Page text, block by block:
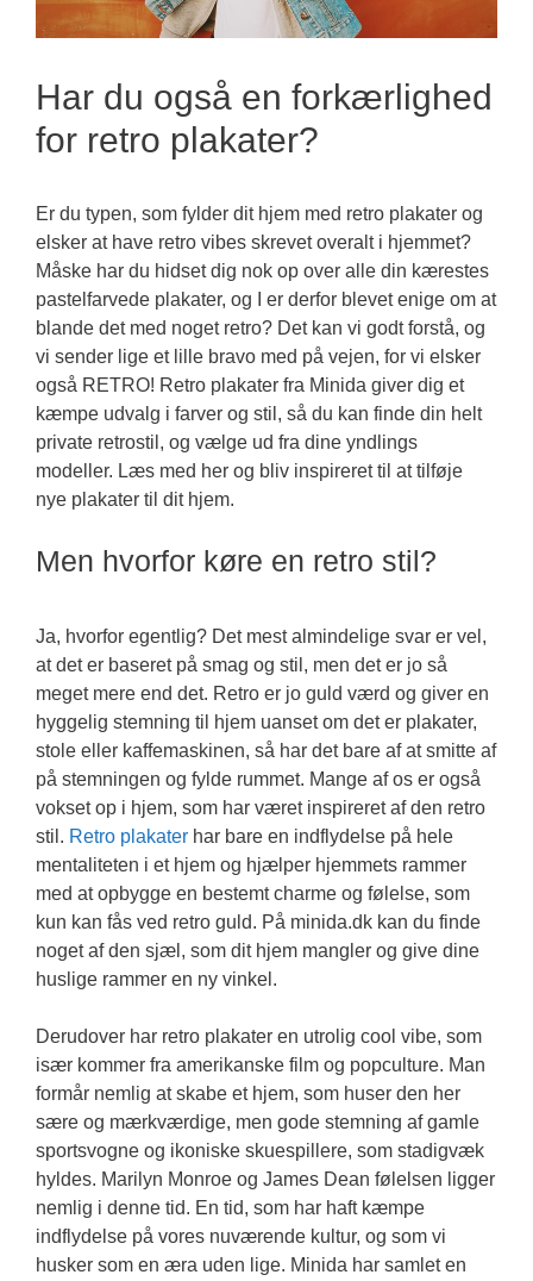
Har du også en forkærlighed
for retro plakater?
Er du typen, som fylder dit hjem med retro plakater og
elsker at have retro vibes skrevet overalt i hjemmet?
Måske har du hidset dig nok op over alle din kærestes
pastelfarvede plakater, og I er derfor blevet enige om at
blande det med noget retro? Det kan vi godt forstå, og
vi sender lige et lille bravo med på vejen, for vi elsker
også RETRO! Retro plakater fra Minida giver dig et
kæmpe udvalg i farver og stil, så du kan finde din helt
private retrostil, og vælge ud fra dine yndlings
modeller. Læs med her og bliv inspireret til at tilføje
nye plakater til dit hjem.
Men hvorfor køre en retro stil?
Ja, hvorfor egentlig? Det mest almindelige svar er vel,
at det er baseret på smag og stil, men det er jo så
meget mere end det. Retro er jo guld værd og giver en
hyggelig stemning til hjem uanset om det er plakater,
stole eller kaffemaskinen, så har det bare af at smitte af
på stemningen og fylde rummet. Mange af os er også
vokset op i hjem, som har været inspireret af den retro
stil. Retro plakater har bare en indflydelse på hele
mentaliteten i et hjem og hjælper hjemmets rammer
med at opbygge en bestemt charme og følelse, som
kun kan fås ved retro guld. På minida.dk kan du finde
noget af den sjæl, som dit hjem mangler og give dine
huslige rammer en ny vinkel.
Derudover har retro plakater en utrolig cool vibe, som
især kommer fra amerikanske film og popculture. Man
formår nemlig at skabe et hjem, som huser den her
sære og mærkværdige, men gode stemning af gamle
sportsvogne og ikoniske skuespillere, som stadigvæk
hyldes. Marilyn Monroe og James Dean følelsen ligger
nemlig i denne tid. En tid, som har haft kæmpe
indflydelse på vores nuværende kultur, og som vi
husker som en æra uden lige. Minida har samlet en